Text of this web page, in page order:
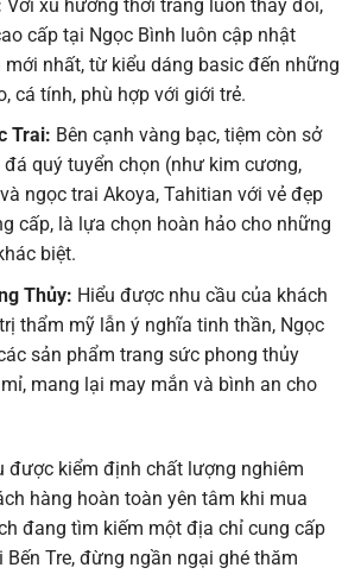
Với xu hướng thời trang luôn thay đổi,
cấp tại Ngọc Bình luôn cập nhật
nhất, từ kiểu dáng basic đến những
cá tính, phù hợp với giới trẻ.
Trai: Bên cạnh vàng bạc, tiệm còn sở
quý tuyển chọn (như kim cương,
ngọc trai Akoya, Tahitian với vẻ đẹp
cấp, là lựa chọn hoàn hảo cho những
biệt.
Thủy: Hiểu được nhu cầu của khách
thẩm mỹ lẫn ý nghĩa tinh thần, Ngọc
sản phẩm trang sức phong thủy
mang lại may mắn và bình an cho
được kiểm định chất lượng nghiêm
hàng hoàn toàn yên tâm khi mua
đang tìm kiếm một địa chỉ cung cấp
Tre, đừng ngần ngại ghé thăm